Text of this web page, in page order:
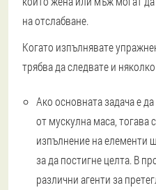
на отслабване.
Когато изпълнявате
трябва да следвате и
Ако основната задача е
от мускулна маса, тогава
изпълнение на елементи
за да постигне целта. В
различни агенти за